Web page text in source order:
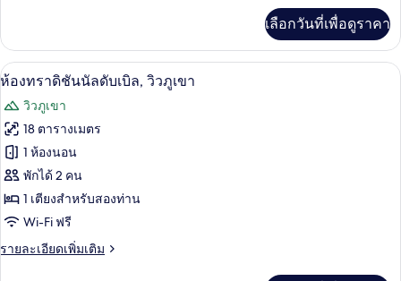
เกี่ยว
กับ
ห้อง
มิ
ลี่
เลือกวันที่เพื่อดูราคา
เปิด
ภาพถ่าย
ทั้งหมด
ของ
ห้อง
ทราดิ
ชัน
นัล
3
ห้องทราดิชันนัลดับเบิล, วิวภูเขา
วิวภูเขา
18 ตารางเมตร
1 ห้องนอน
พักได้ 2 คน
1 เตียงสำหรับสองท่าน
Wi-Fi ฟรี
รายละเอียดเพิ่มเติม
ราย